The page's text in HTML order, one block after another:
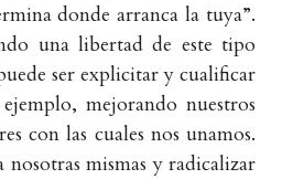
donde arranca la tuya”.
una libertad de este tipo
ser explicitar y cualificar
mejorando nuestros
con las cuales nos unamos.
nosotras mismas y radicalizar